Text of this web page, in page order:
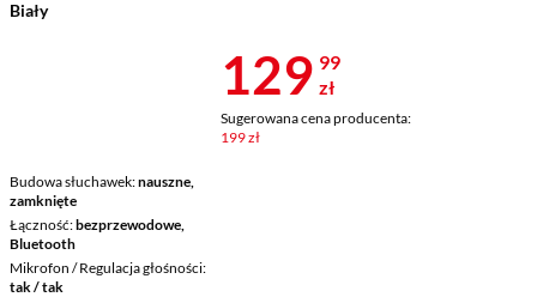
Biały
Budowa słuchawek nauszne,
zamknięte
Łączność bezprzewodowe,
Bluetooth
Mikrofon / Regulacja głośności
tak / tak
Cena 129,99
129 99
zł
Sugerowana cena producenta:
199 zł